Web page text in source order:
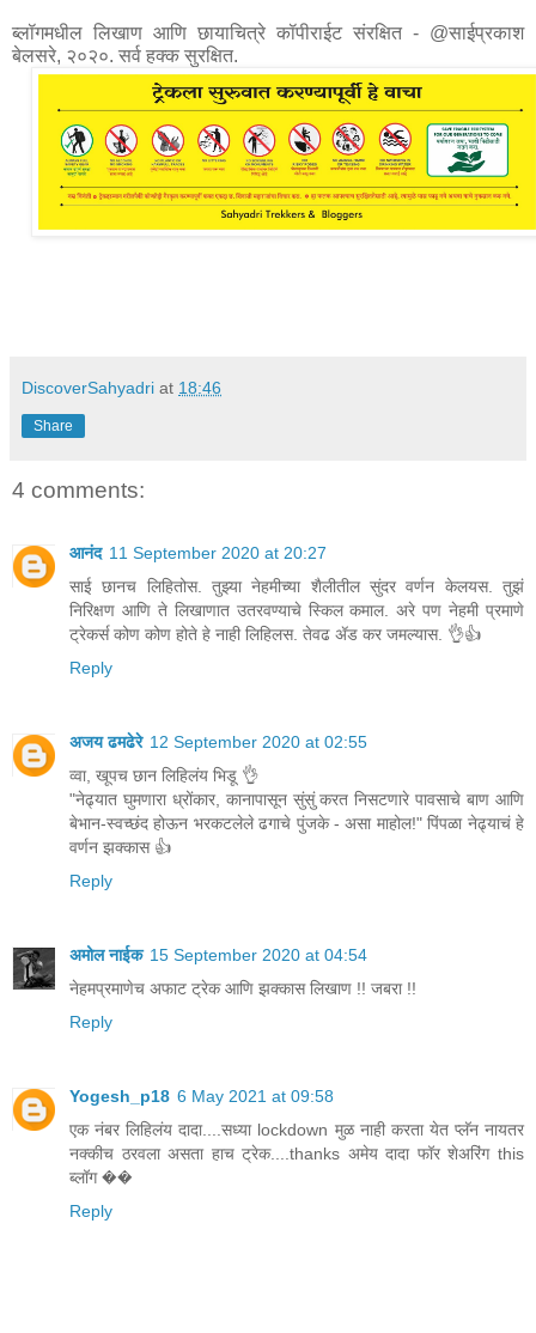
ब्लॉगमधील लिखाण आणि छायाचित्रे कॉपीराईट संरक्षित - @साईप्रकाश
बेलसरे, २०२०. सर्व हक्क सुरक्षित.
DiscoverSahyadri at 18:46
Share
4 comments:
आनंद 11 September 2020 at 20:27
साई छानच लिहितोस. तुझ्या नेहमीच्या शैलीतील सुंदर वर्णन केलयस. तुझं
निरिक्षण आणि ते लिखाणात उतरवण्याचे स्किल कमाल. अरे पण नेहमी प्रमाणे
ट्रेकर्स कोण कोण होते हे नाही लिहिलस. तेवढ ॲड कर जमल्यास. 👌👍
Reply
अजय ढमढेरे 12 September 2020 at 02:55
व्वा, खूपच छान लिहिलंय भिडू 👌
"नेढ्यात घुमणारा ध्रोंकार, कानापासून सुंसुं करत निसटणारे पावसाचे बाण आणि
बेभान-स्वच्छंद होऊन भरकटलेले ढगाचे पुंजके - असा माहोल!" पिंपळा नेढ्याचं हे
वर्णन झक्कास 👍
Reply
अमोल नाईक 15 September 2020 at 04:54
नेहमप्रमाणेच अफाट ट्रेक आणि झक्कास लिखाण !! जबरा !!
Reply
Yogesh_p18 6 May 2021 at 09:58
एक नंबर लिहिलंय दादा....सध्या lockdown मुळ नाही करता येत प्लॅन नायतर
नक्कीच ठरवला असता हाच ट्रेक....thanks अमेय दादा फॉर शेअरिंग this
ब्लॉग ��
Reply